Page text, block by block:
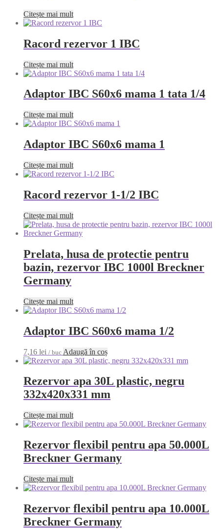
Citește mai mult
Racord rezervor 1 IBC
Citește mai mult
Adaptor IBC S60x6 mama 1 tata 1/4
Citește mai mult
Adaptor IBC S60x6 mama 1
Citește mai mult
Racord rezervor 1-1/2 IBC
Citește mai mult
Prelata, husa de protectie pentru
bazin, rezervor IBC 1000l Breckner
Germany
Citește mai mult
Adaptor IBC S60x6 mama 1/2
7,16 lei / buc Adaugă în coș
Rezervor apa 30L plastic, negru
332x420x331 mm
Citește mai mult
Rezervor flexibil pentru apa 50.000L
Breckner Germany
Citește mai mult
Rezervor flexibil pentru apa 10.000L
Breckner Germany